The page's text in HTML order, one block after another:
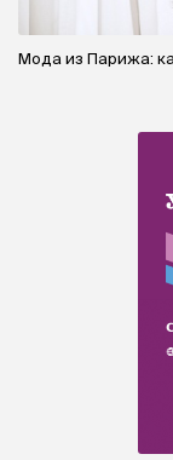
Мода из Парижа: